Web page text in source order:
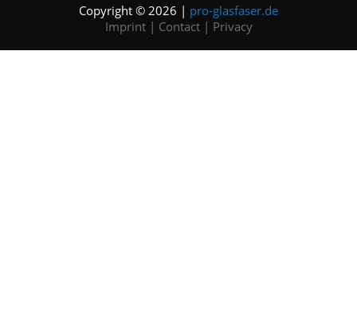
Copyright © 2026 | pro-glasfaser.de
Imprint| Contact| Privacy